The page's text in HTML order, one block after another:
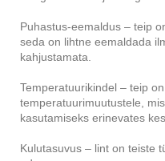
Puhastus-eemaldus – teip
seda on lihtne eemaldada
kahjustamata.
Temperatuurikindel – teip
temperatuurimuutustele,
kasutamiseks erinevates
Kulutasuvus – lint on teiste